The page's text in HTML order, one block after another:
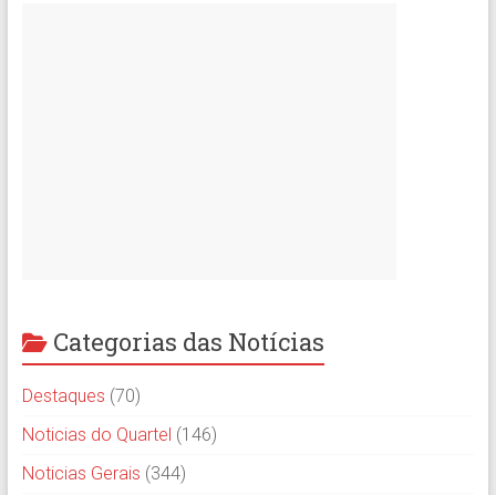
Categorias das Notícias
Destaques (70)
Noticias do Quartel (146)
Noticias Gerais (344)